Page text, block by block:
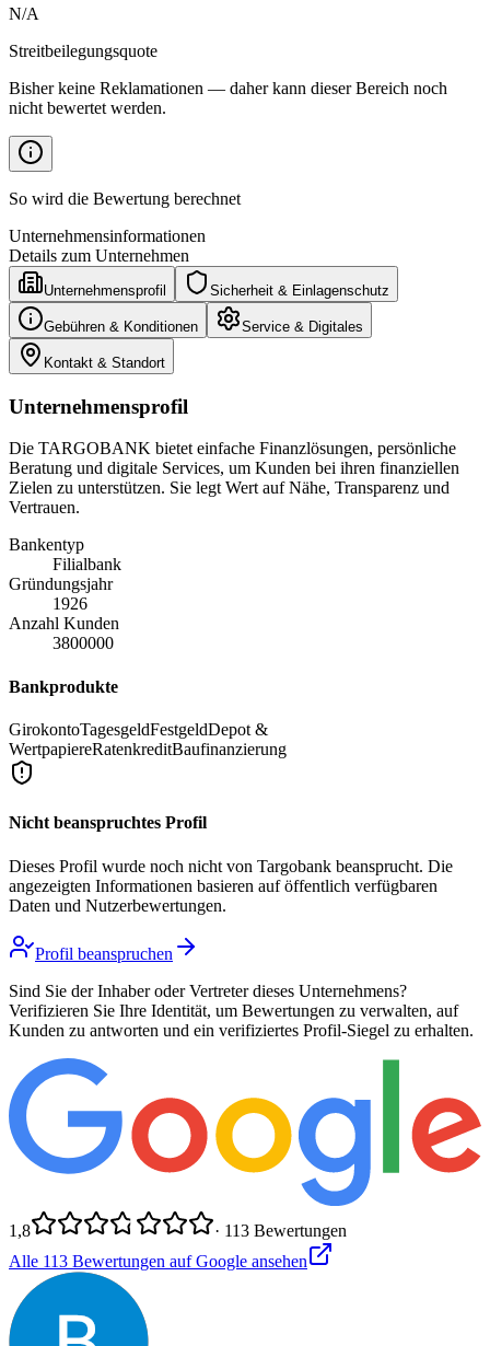
N/A
Streitbeilegungsquote
Bisher keine Reklamationen — daher kann dieser Bereich noch
nicht bewertet werden.
So wird die Bewertung berechnet
Unternehmensinformationen
Details zum Unternehmen
Unternehmensprofil Sicherheit & Einlagenschutz
Gebühren & Konditionen Service & Digitales
Kontakt & Standort
Unternehmensprofil
Die TARGOBANK bietet einfache Finanzlösungen, persönliche
Beratung und digitale Services, um Kunden bei ihren finanziellen
Zielen zu unterstützen. Sie legt Wert auf Nähe, Transparenz und
Vertrauen.
Bankentyp
Filialbank
Gründungsjahr
1926
Anzahl Kunden
3800000
Bankprodukte
GirokontoTagesgeldFestgeldDepot &
WertpapiereRatenkreditBaufinanzierung
Nicht beanspruchtes Profil
Dieses Profil wurde noch nicht von Targobank beansprucht. Die
angezeigten Informationen basieren auf öffentlich verfügbaren
Daten und Nutzerbewertungen.
Profil beanspruchen
Sind Sie der Inhaber oder Vertreter dieses Unternehmens?
Verifizieren Sie Ihre Identität, um Bewertungen zu verwalten, auf
Kunden zu antworten und ein verifiziertes Profil-Siegel zu erhalten.
1,8 · 113 Bewertungen
Alle 113 Bewertungen auf Google ansehen